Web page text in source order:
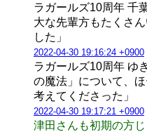
ラガールズ10周年 千
大な先輩方もたくさ
した」
2022-04-30 19:16:24 +0900
ラガールズ10周年 ゆ
の魔法」について、
考えてくださった」
2022-04-30 19:17:21 +0900
津田さんも初期の方